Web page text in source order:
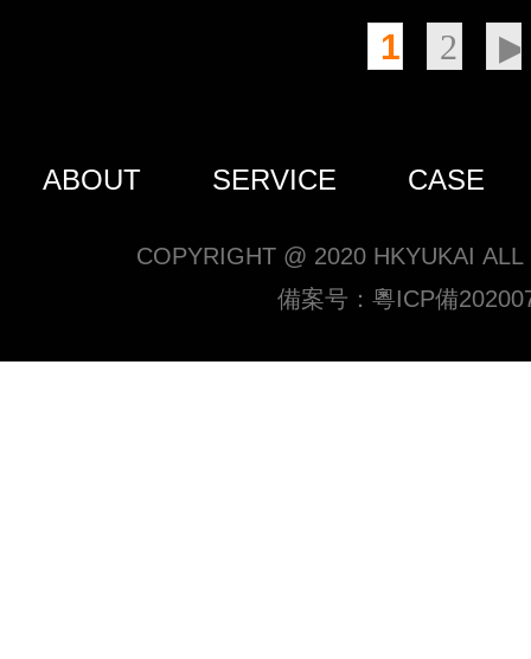
1 2 ▶
ABOUT SERVICE CASE
COPYRIGHT @ 2020 HKYUKAI
備案号： 粵ICP備